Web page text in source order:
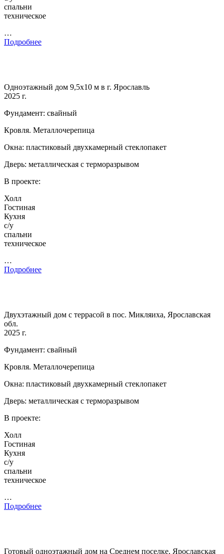
спальни
техническое
…
Подробнее
Одноэтажный дом 9,5х10 м в г. Ярославль
2025 г.
Фундамент: свайный
Кровля. Металлочерепица
Окна: пластиковый двухкамерный стеклопакет
Дверь: металлическая с терморазрывом
В проекте:
Холл
Гостиная
Кухня
с/у
спальни
техническое
…
Подробнее
Двухэтажный дом с террасой в пос. Микляиха, Ярославская
обл.
2025 г.
Фундамент: свайный
Кровля. Металлочерепица
Окна: пластиковый двухкамерный стеклопакет
Дверь: металлическая с терморазрывом
В проекте:
Холл
Гостиная
Кухня
с/у
спальни
техническое
…
Подробнее
Готовый одноэтажный дом на Среднем поселке, Ярославская